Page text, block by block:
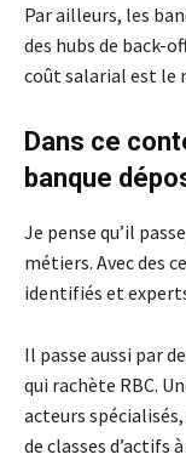
Par ailleurs, les
des hubs de back-
coût salarial est le
Dans ce
banque
Je pense qu’il
métiers. Avec des
identifiés et
Il passe aussi par
qui rachète RBC.
acteurs
de classes d’actifs